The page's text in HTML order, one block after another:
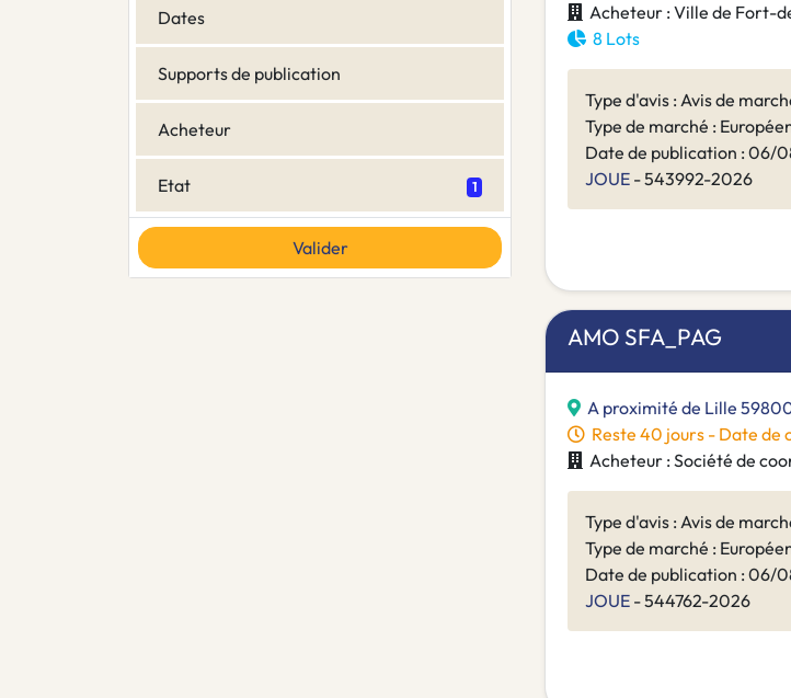
Dates
Supports de publication
Acheteur
Etat 1
Valider
Acheteur : Ville de Fort-
8 Lots
Type d'avis : Avis de
Type de marché :
Date de publication : 06/
JOUE - 543992-2026
AMO SFA_PAG
A proximité de Lille
Reste 40 jours - Date
Acheteur : Société de
Type d'avis : Avis de
Type de marché :
Date de publication : 06/
JOUE - 544762-2026